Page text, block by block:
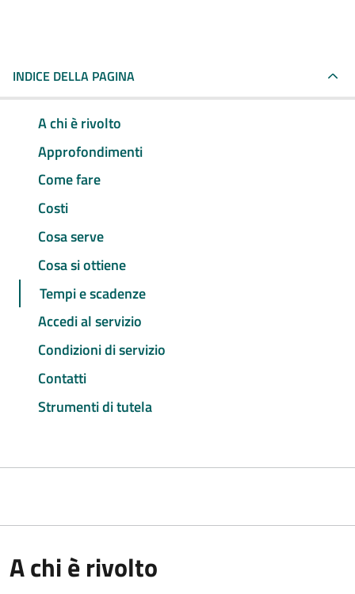
INDICE DELLA PAGINA
A chi è rivolto
Approfondimenti
Come fare
Costi
Cosa serve
Cosa si ottiene
Tempi e scadenze
Accedi al servizio
Condizioni di servizio
Contatti
Strumenti di tutela
A chi è rivolto